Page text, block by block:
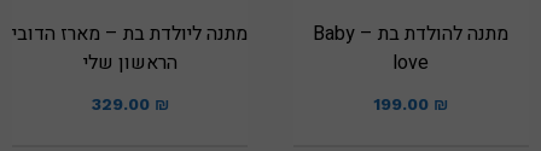
מתנה להולדת בת – Baby
love
199.00 ₪
מתנה ליולדת בת – מארז הדובי
הראשון שלי
329.00 ₪